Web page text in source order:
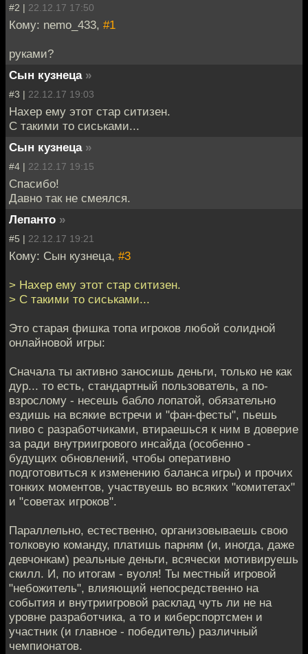
#2 | 22.12.17 17:50
Кому: nemo_433, #1
руками?
Сын кузнеца »
#3 | 22.12.17 19:03
Нахер ему этот стар ситизен.
С такими то сиськами...
Сын кузнеца »
#4 | 22.12.17 19:15
Спасибо!
Давно так не смеялся.
Лепанто »
#5 | 22.12.17 19:21
Кому: Сын кузнеца, #3
> Нахер ему этот стар ситизен.
> С такими то сиськами...
Это старая фишка топа игроков любой солидной
онлайновой игры:
Сначала ты активно заносишь деньги, только не как
дур... то есть, стандартный пользователь, а по-
взрослому - несешь бабло лопатой, обязательно
ездишь на всякие встречи и "фан-фесты", пьешь
пиво с разработчиками, втираешься к ним в доверие
за ради внутриигрового инсайда (особенно -
будущих обновлений, чтобы оперативно
подготовиться к изменению баланса игры) и прочих
тонких моментов, участвуешь во всяких "комитетах"
и "советах игроков".
Параллельно, естественно, организовываешь свою
толковую команду, платишь парням (и, иногда, даже
девчонкам) реальные деньги, всячески мотивируешь
скилл. И, по итогам - вуоля! Ты местный игровой
"небожитель", влияющий непосредственно на
события и внутриигровой расклад чуть ли не на
уровне разработчика, а то и киберспортсмен и
участник (и главное - победитель) различный
чемпионатов.